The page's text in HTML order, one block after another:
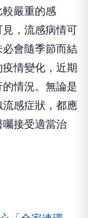
嚴重的感
，流感病情可
會隨季節而結
情變化，近期
情況。無論是
感症狀，都應
接受適當治